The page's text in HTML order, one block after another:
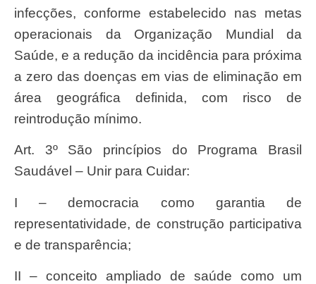
infecções, conforme estabelecido nas metas
operacionais da Organização Mundial da
Saúde, e a redução da incidência para próxima
a zero das doenças em vias de eliminação em
área geográfica definida, com risco de
reintrodução mínimo.
Art. 3º São princípios do Programa Brasil
Saudável – Unir para Cuidar:
I – democracia como garantia de
representatividade, de construção participativa
e de transparência;
II – conceito ampliado de saúde como um